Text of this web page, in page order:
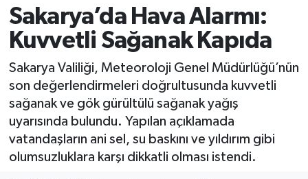
Sakarya’da Hava Alarmı:
Kuvvetli Sağanak Kapıda
Sakarya Valiliği, Meteoroloji Genel Müdürlüğü’nün
son değerlendirmeleri doğrultusunda kuvvetli
sağanak ve gök gürültülü sağanak yağış
uyarısında bulundu. Yapılan açıklamada
vatandaşların ani sel, su baskını ve yıldırım gibi
olumsuzluklara karşı dikkatli olması istendi.